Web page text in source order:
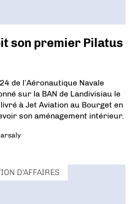
son premier Pilatus
de l’Aéronautique Navale
sur la BAN de Landivisiau le
à Jet Aviation au Bourget en
son aménagement intérieur.
D'AFFAIRES